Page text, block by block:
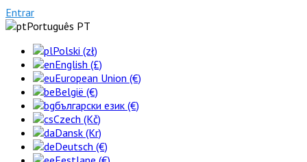
Entrar
Português PT
Polski (zł)
English (£)
European Union (€)
België (€)
български език (€)
Czech (Kč)
Dansk (Kr)
Deutsch (€)